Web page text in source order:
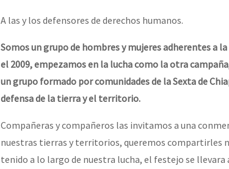
Se o México sabe, que o mundo saiba! Nossas lutas
A las y los defensores de derechos humanos.
Somos un grupo de hombres y mujeres adherentes a
el 2009, empezamos en la lucha como la otra
un grupo formado por comunidades de la Sexta de
defensa de la tierra y el territorio.
Compañeras y compañeros las invitamos a una
nuestras tierras y territorios, queremos compartirles
tenido a lo largo de nuestra lucha, el festejo se llevara